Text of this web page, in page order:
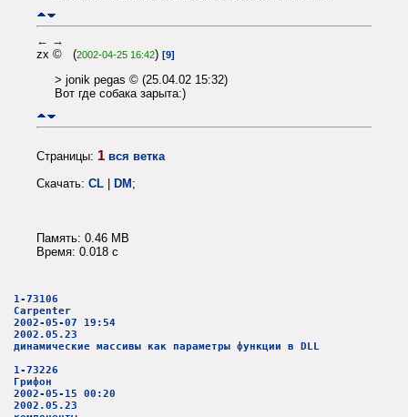
← →
zx © (2002-04-25 16:42) [9]
> jonik pegas © (25.04.02 15:32)
Вот где собака зарыта:)
Страницы: 1 вся ветка
Скачать: CL | DM;
Память: 0.46 MB
Время: 0.018 c
1-73106
Carpenter
2002-05-07 19:54
2002.05.23
динамические массивы как параметры функции в DLL
1-73226
Грифон
2002-05-15 00:20
2002.05.23